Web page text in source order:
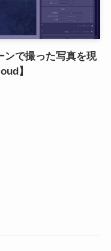
ンで撮った写真を現
】